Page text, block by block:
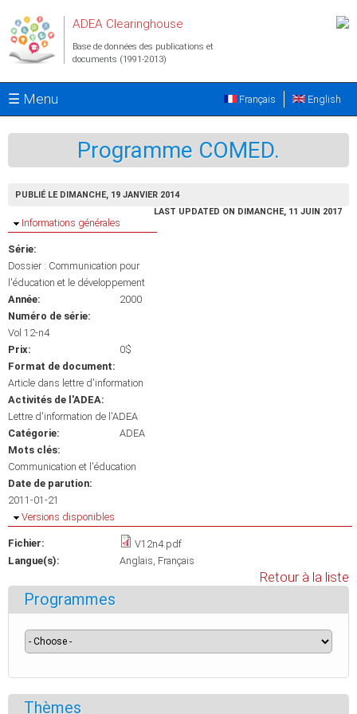
ADEA Clearinghouse
Base de données des publications et
documents (1991-2013)
☰ Menu English
Français
Programme COMED.
PUBLIÉ LE DIMANCHE, 19 JANVIER 2014
LAST UPDATED ON DIMANCHE, 11 JUIN 2017
Masquer
Informations générales
Série:
Dossier : Communication pour
l'éducation et le développement
Année:
2000
Numéro de série:
Vol 12-n4
Prix:
0$
Format de document:
Article dans lettre d'information
Activités de l'ADEA:
Lettre d'information de l'ADEA
Catégorie:
ADEA
Mots clés:
Communication et l'éducation
Date de parution:
2011-01-21
Masquer
Versions disponibles
Fichier:
V12n4.pdf
Langue(s):
Anglais Français
Retour à la liste
Programmes
Thèmes